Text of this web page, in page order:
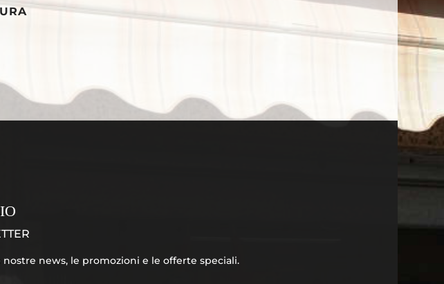
news, le promozioni e le offerte speciali.